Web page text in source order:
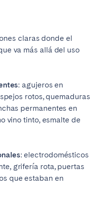
claras donde el
va más allá del uso
: agujeros en
rotos, quemaduras
permanentes en
vino tinto, esmalte de
: electrodomésticos
grifería rota, puertas
que estaban en